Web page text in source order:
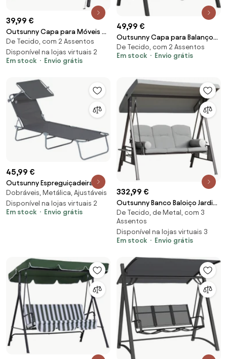
39,99 €
Outsunny Capa para Móveis de
Jardim Capa Protetora para
Baloiços de Exterior com Zíper
177x114x152cm Verde | Aosom
De Tecido, com 2 Assentos
Disponível na lojas virtuais 2
Em stock
Envio grátis
49,99 €
Outsunny Capa para Balanço
de Jardim 2 Lugares Capa
Impermeável à Prova de Vento e
Oxford 420D | Aosom Portugal
De Tecido, com 2 Assentos
Em stock
Envio grátis
45,99 €
Outsunny Espreguiçadeira
Jardim Espreguiçadeira de Praia
Dobrável com Toldo Ajustável
para Terraço e Relaxamento
Dobráveis, Metálica, Ajustáveis
Disponível na lojas virtuais 2
Em stock
Envio grátis
332,99 €
Outsunny Banco Baloiço Jardim
3 Lugares Teto Almofadas
Suporte Bebidas Aço
206x116x183cm Cinza | Aosom
Portugal
De Tecido, de Metal, com 3
Assentos
Disponível na lojas virtuais 3
Em stock
Envio grátis